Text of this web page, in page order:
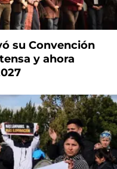
su Convención
y ahora